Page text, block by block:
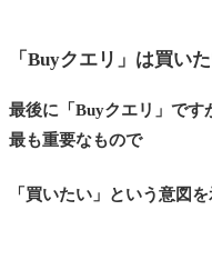
「Buyクエリ」は買いた
最後に「Buyクエリ」です
最も重要なもので
「買いたい」という意図を